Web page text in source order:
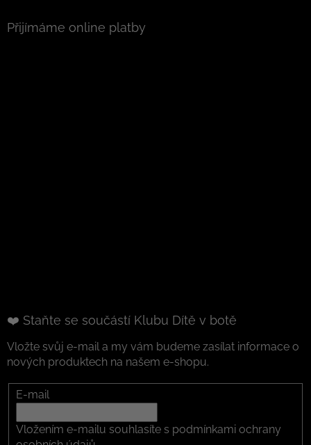
Přijímáme online platby
❤️ Staňte se součástí Klubu Dítě v botě
Vložte svůj e-mail a my vám budeme zasílat informace o
nových produktech na našem e-shopu.
E-mail
Vložením e-mailu souhlasíte s podmínkami ochrany